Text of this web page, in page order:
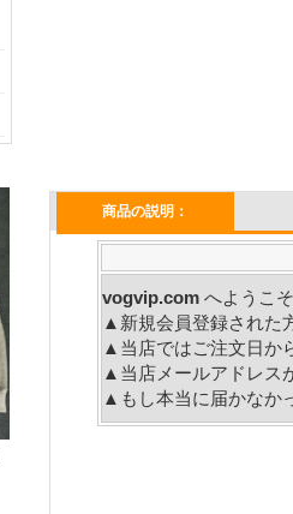
商品の説明：
vogvip.com へ
▲新規会員登録された
▲当店ではご注文日か
▲当店メールアドレス
▲もし本当に届かなか